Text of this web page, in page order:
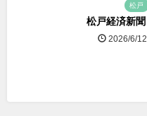
松戸
松戸経済新聞
2026/6/12